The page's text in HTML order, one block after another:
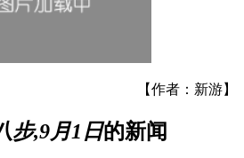
【作者：新游】
步,9月1日的新闻